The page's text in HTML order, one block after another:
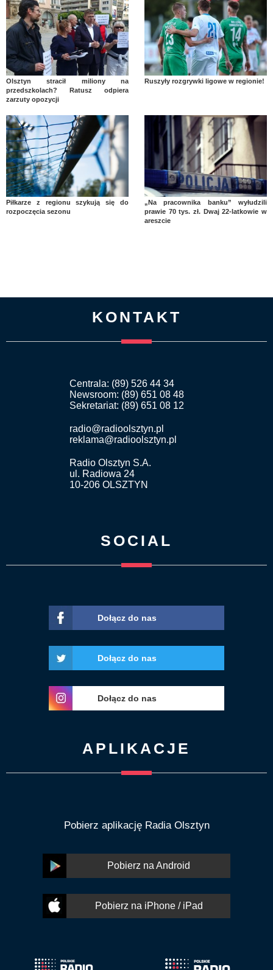
Olsztyn stracił miliony na
przedszkolach? Ratusz odpiera
zarzuty opozycji
Ruszyły rozgrywki ligowe w regionie!
Piłkarze z regionu szykują się do
rozpoczęcia sezonu
„Na pracownika banku” wyłudzili
prawie 70 tys. zł. Dwaj 22-latkowie w
areszcie
KONTAKT
Centrala: (89) 526 44 34
Newsroom: (89) 651 08 48
Sekretariat: (89) 651 08 12
radio@radioolsztyn.pl
reklama@radioolsztyn.pl
Radio Olsztyn S.A.
ul. Radiowa 24
10-206 OLSZTYN
SOCIAL
Dołącz do nas
Dołącz do nas
Dołącz do nas
APLIKACJE
Pobierz aplikację Radia Olsztyn
Pobierz na Android
Pobierz na iPhone / iPad